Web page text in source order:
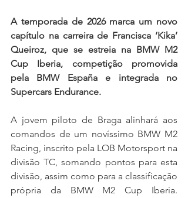
A temporada de 2026 marca um novo
capítulo na carreira de Francisca ‘Kika’
Queiroz, que se estreia na BMW M2
Cup Iberia, competição promovida
pela BMW España e integrada no
Supercars Endurance.
A jovem piloto de Braga alinhará aos
comandos de um novíssimo BMW M2
Racing, inscrito pela LOB Motorsport na
divisão TC, somando pontos para esta
divisão, assim como para a classificação
própria da BMW M2 Cup Iberia.